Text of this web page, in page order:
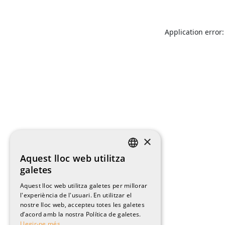
Application
SPANISH
FRENCH
×
Aquest lloc web utilitza
galetes
Aquest lloc web utilitza galetes per millorar
l'experiència de l'usuari. En utilitzar el
nostre lloc web, accepteu totes les galetes
d’acord amb la nostra Política de galetes.